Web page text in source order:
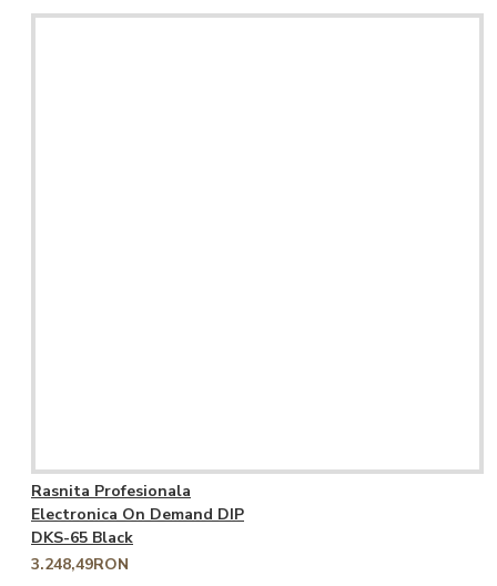
Rasnita Profesionala
Electronica On Demand DIP
DKS-65 Black
3.248,49RON